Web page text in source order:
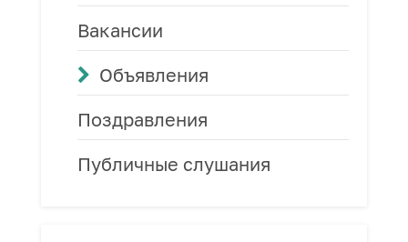
Вакансии
Объявления
Поздравления
Публичные слушания